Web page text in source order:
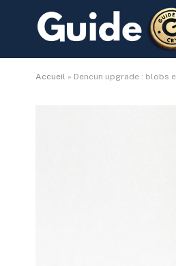
Accueil » Dencun upgrade : blobs